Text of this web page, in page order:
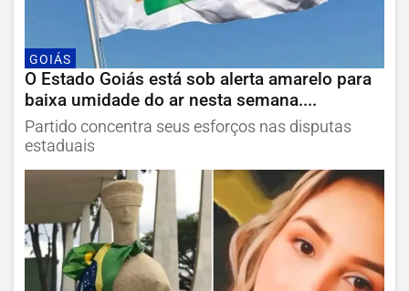
GOIÁS
O Estado Goiás está sob alerta amarelo para
baixa umidade do ar nesta semana....
Partido concentra seus esforços nas disputas
estaduais